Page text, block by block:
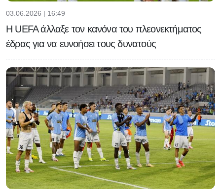
03.06.2026 | 16:49
H UEFA άλλαξε τον κανόνα του πλεονεκτήματος
έδρας για να ευνοήσει τους δυνατούς